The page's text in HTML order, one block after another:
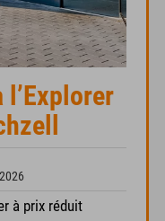
à prix réduit